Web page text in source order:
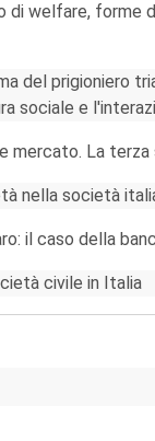
di welfare,
del prigioniero
sociale e
mercato. La
nella società
il caso della
civile in Italia